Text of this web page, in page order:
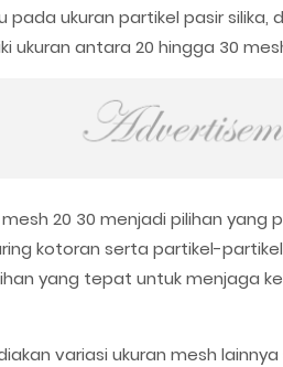
pada ukuran partikel pasir silika,
ukuran antara 20 hingga 30
20 30 menjadi pilihan
kotoran serta partikel-
yang tepat untuk menjaga
variasi ukuran mesh